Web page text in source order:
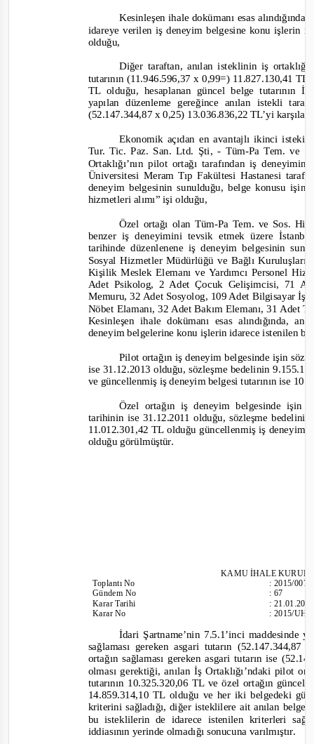
Kesinleşen ihale dokümanı esas
idareye verilen iş deneyim belgesine konu işlerin
olduğu,
Diğer taraftan, anılan isteklinin iş
tutarının (11.946.596,37 x 0,99=) 11.827.130,41
TL olduğu, hesaplanan güncel belge tutarının
yapılan düzenleme gereğince anılan istekli
(52.147.344,87 x 0,25) 13.036.836,22 TL’yi
Ekonomik açıdan en avantajlı ikinci
Tur. Tic. Paz. San. Ltd. Şti,- Tüm-Pa Tem. ve
Ortaklığı’nın pilot ortağı tarafından iş
Üniversitesi Meram Tıp Fakültesi Hastanesi
deneyim belgesinin sunulduğu, belge konusu işin;
hizmetleri alımı”işi olduğu,
Özel ortağı olan Tüm-Pa Tem. ve Sos.
benzer iş deneyimini tevsik etmek üzere
tarihinde düzenlenene iş deneyim belgesinin
Sosyal Hizmetler Müdürlüğü ve Bağlı Kuruluşların
Kişilik Meslek Elemanı ve Yardımcı Personel
Adet Psikolog, 2 Adet Çocuk Gelişimcisi, 71
Memuru, 32 Adet Sosyolog, 109 Adet Bilgisayar
Nöbet Elamanı, 32 Adet Bakım Elemanı, 31 Adet
Kesinleşen ihale dokümanı esas alındığında,
deneyim belgelerine konu işlerin idarece istenilen
Pilot ortağın iş deneyim belgesinde işin
ise 31.12.2013 olduğu, sözleşme bedelinin
ve güncellenmiş iş deneyim belgesi tutarının ise
Özel ortağın iş deneyim belgesinde
tarihinin ise 31.12.2011 olduğu, sözleşme
11.012.301,42 TL olduğu güncellenmiş iş deneyim
olduğu görülmüştür.
KAMU İHALE
ToplantıNo
Gündem No
Karar Tarihi
Karar No
:2015/007
:67
:
:2015/
İdari Şartname’nin 7.5.1’inci maddesinde
sağlaması gereken asgari tutarın
ortağın sağlaması gereken asgari tutarın ise
olması gerektiği, anılan İş Ortaklığı’ndaki pilot
tutarının 10.325.320,06 TL ve özel ortağın
14.859.314,10 TL olduğu ve her iki belgedeki
kriterini sağladığı, diğer isteklilere ait anılan
bu isteklilerin de idarece istenilen kriterleri
iddiasının yerinde olmadığı sonucuna varılmıştır.